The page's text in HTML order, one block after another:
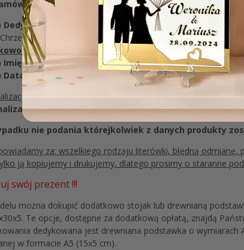
prosimy o podanie danych do personalizacji:
Dedykacja dla kogo:
Kochani Rodzice, Kochana Mamo,
Kochany Ojcze Chrzestny, Kochana Prababciu,
PŁATNA
Imię dziecka:Weronika (proszę nie pisać wszystkich liter
Data uroczystości: 26.05.2025 (prosimy zachować
podlegają elementy zaznaczone czerwoną ramką na
Jeśli chcesz wprowadzić zmiany jest to opcja
nie podania którejkolwiek z danych produkty
za: wszelkiego rodzaju literówki, błędną
ją kopiujemy i drukujemy, dlatego prosimy o staranne
swój prezent !!!
można dokupić dodatkowo stojak lub drewnianą
Te opcje, dostępne za dodatkową opłatą, znajdą
dedykowana jest drewniana podstawka o
w formacie A5 (15x5 cm).